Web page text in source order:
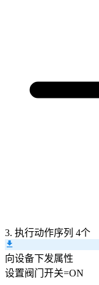
3. 执行动作序列 4个
向设备下发属性
设置阀门开关=ON